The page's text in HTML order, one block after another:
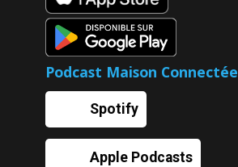
Podcast Maison Connectée
Spotify
Apple Podcasts